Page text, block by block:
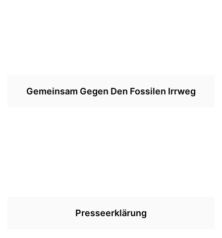
Gemeinsam Gegen Den Fossilen Irrweg
Presseerklärung